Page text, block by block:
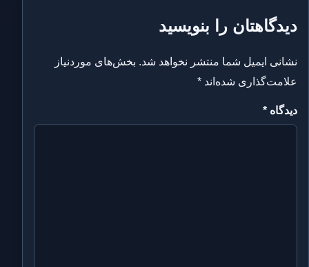
دیدگاهتان را بنویسید
نشانی ایمیل شما منتشر نخواهد شد. بخش‌های موردنیاز
علامت‌گذاری شده‌اند *
دیدگاه *